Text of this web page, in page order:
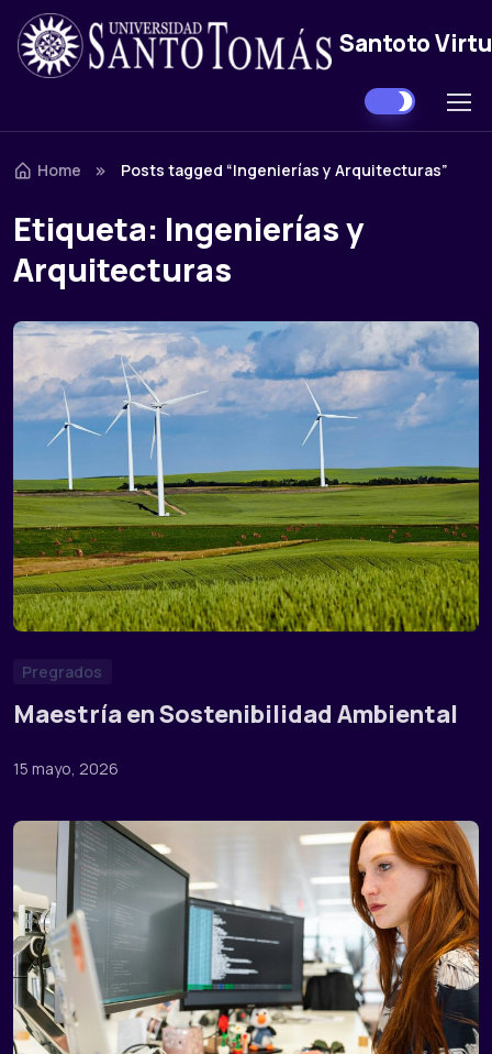
Skip to navigation
Skip to content
Santoto
Home Posts tagged “Ingenierías y Arquitecturas”
Etiqueta: Ingenierías y
Arquitecturas
Pregrados
Maestría en Sostenibilidad Ambiental
15 mayo, 2026